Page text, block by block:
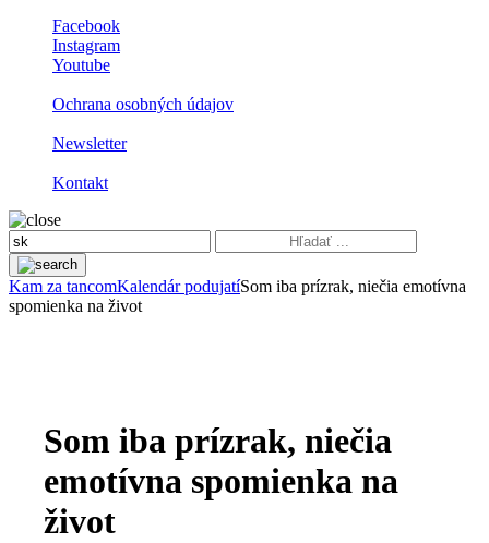
Facebook
Instagram
Youtube
Ochrana osobných údajov
Newsletter
Kontakt
Kam za tancomKalendár podujatíSom iba prízrak, niečia emotívna
spomienka na život
Som iba prízrak, niečia
emotívna spomienka na
život